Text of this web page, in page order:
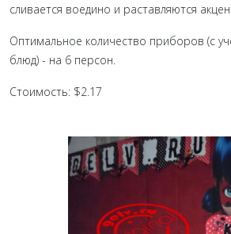
сливается воедино и раставляются
Оптимальное количество приборов (с
блюд) - на 6 персон.
Стоимость: $2.17